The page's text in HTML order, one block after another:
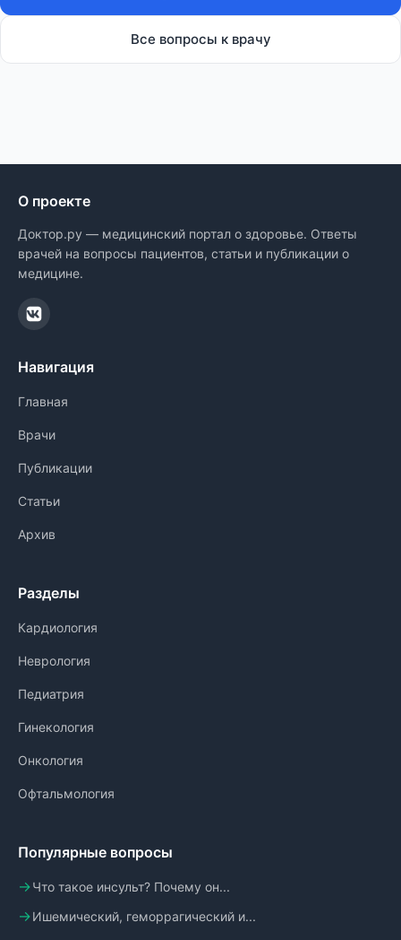
Все вопросы к врачу
О проекте
Доктор.ру — медицинский портал о здоровье. Ответы
врачей на вопросы пациентов, статьи и публикации о
медицине.
Навигация
Главная
Врачи
Публикации
Статьи
Архив
Разделы
Кардиология
Неврология
Педиатрия
Гинекология
Онкология
Офтальмология
Популярные вопросы
Что такое инсульт? Почему он...
Ишемический, геморрагический и...